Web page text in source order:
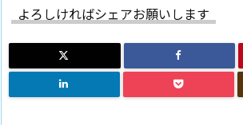
よろしければシェアお願いします